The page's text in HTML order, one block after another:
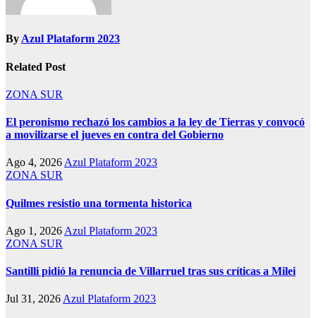
By Azul Plataform 2023
Related Post
ZONA SUR
El peronismo rechazó los cambios a la ley de Tierras y convocó
a movilizarse el jueves en contra del Gobierno
Ago 4, 2026 Azul Plataform 2023
ZONA SUR
Quilmes resistio una tormenta historica
Ago 1, 2026 Azul Plataform 2023
ZONA SUR
Santilli pidió la renuncia de Villarruel tras sus críticas a Milei
Jul 31, 2026Azul Plataform 2023